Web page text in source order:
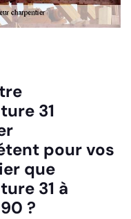
31
pour vos
que
31 à
?